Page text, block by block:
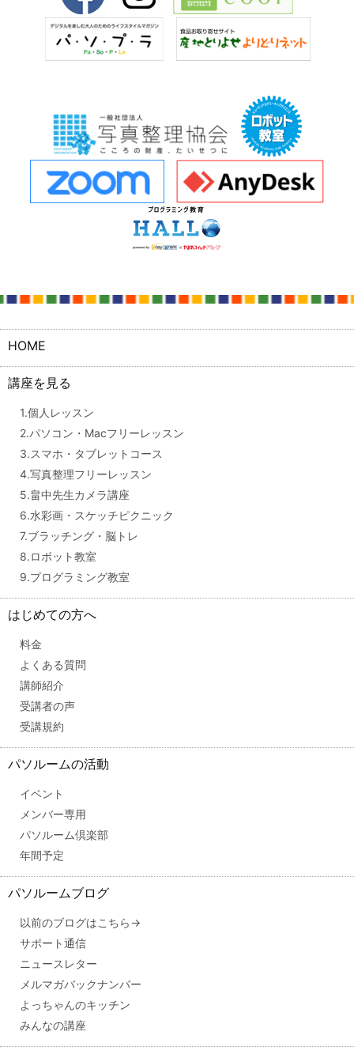
HOME
講座を見る
1.個人レッスン
2.パソコン・Macフリーレッスン
3.スマホ・タブレットコース
4.写真整理フリーレッスン
5.畠中先生カメラ講座
6.水彩画・スケッチピクニック
7.ブラッチング・脳トレ
8.ロボット教室
9.プログラミング教室
はじめての方へ
料金
よくある質問
講師紹介
受講者の声
受講規約
パソルームの活動
イベント
メンバー専用
パソルーム倶楽部
年間予定
パソルームブログ
以前のブログはこちら→
サポート通信
ニュースレター
メルマガバックナンバー
よっちゃんのキッチン
みんなの講座